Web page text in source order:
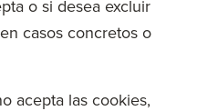
o si desea excluir
casos concretos o
acepta las cookies,